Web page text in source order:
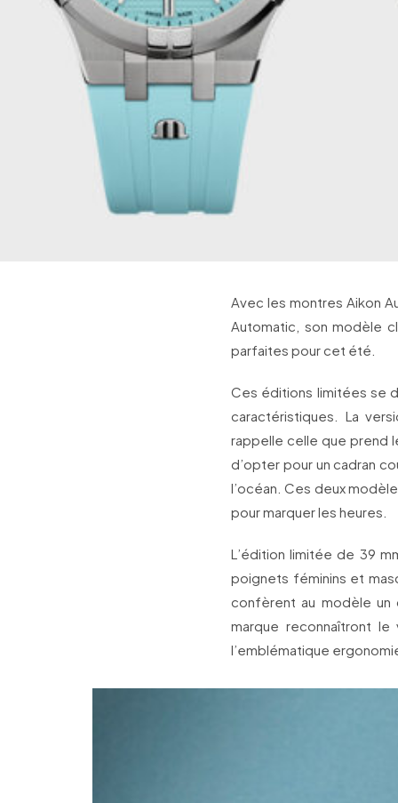
Avec les montres Aikon
Automatic, son modèle
parfaites pour cet été.
Ces éditions limitées se
caractéristiques. La
rappelle celle que prend
d’opter pour un cadran
l’océan. Ces deux
pour marquer les heures.
L’édition limitée de 39
poignets féminins et
confèrent au modèle un
marque reconnaîtront le
l’emblématique